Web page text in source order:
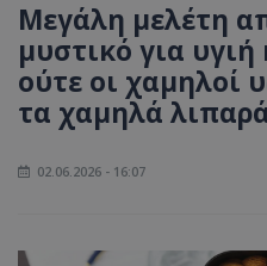
Μεγάλη μελέτη
μυστικό για υγιή
ούτε οι χαμηλοί
τα χαμηλά
02.06.2026 - 16:07